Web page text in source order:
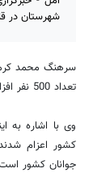
شهرستان در
سرهنگ محمد
تعداد 500 نفر افزایش یافته است.
کشور اعزام
جوانان کشور